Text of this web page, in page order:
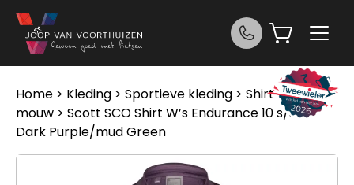
Ga naar de inhoud
Home > Kleding > Sportieve kleding > Shirt korte
mouw > Scott SCO Shirt W’s Endurance 10 s/sl S
Dark Purple/mud Green